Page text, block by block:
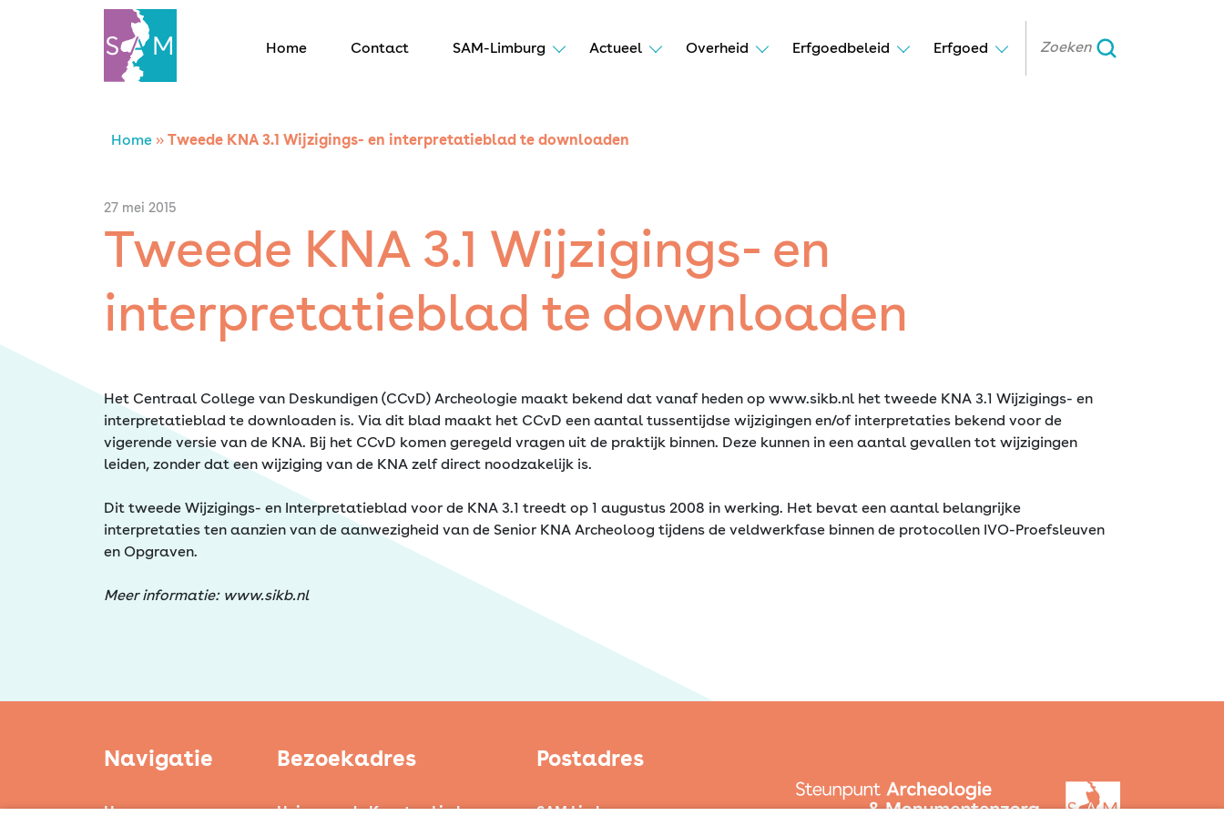
Home Contact SAM-Limburg Actueel Overheid Erfgoedbeleid Erfgoed
Home
Contact
SAM Limburg
Actueel
Overheid
Erfgoed
Home » Tweede KNA 3.1 Wijzigings- en interpretatieblad te downloaden
27 mei 2015
Tweede KNA 3.1 Wijzigings- en
interpretatieblad te downloaden
Het Centraal College van Deskundigen (CCvD) Archeologie maakt bekend dat vanaf heden op www.sikb.nl het tweede KNA 3.1 Wijzigings- en
interpretatieblad te downloaden is. Via dit blad maakt het CCvD een aantal tussentijdse wijzigingen en/of interpretaties bekend voor de
vigerende versie van de KNA. Bij het CCvD komen geregeld vragen uit de praktijk binnen. Deze kunnen in een aantal gevallen tot wijzigingen
leiden, zonder dat een wijziging van de KNA zelf direct noodzakelijk is.
Dit tweede Wijzigings- en Interpretatieblad voor de KNA 3.1 treedt op 1 augustus 2008 in werking. Het bevat een aantal belangrijke
interpretaties ten aanzien van de aanwezigheid van de Senior KNA Archeoloog tijdens de veldwerkfase binnen de protocollen IVO-Proefsleuven
en Opgraven.
Meer informatie: www.sikb.nl
Navigatie
Home
Bezoekadres
Huis voor de Kunsten Limburg
Postadres
SAM Limburg